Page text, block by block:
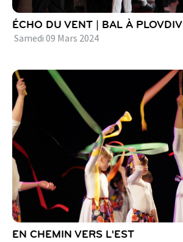
ÉCHO DU VENT | BAL À PLOVDIV
Samedi 09 Mars 2024
EN CHEMIN VERS L'EST